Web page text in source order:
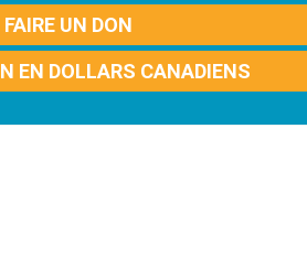
FAIRE UN DON
EN DOLLARS CANADIENS